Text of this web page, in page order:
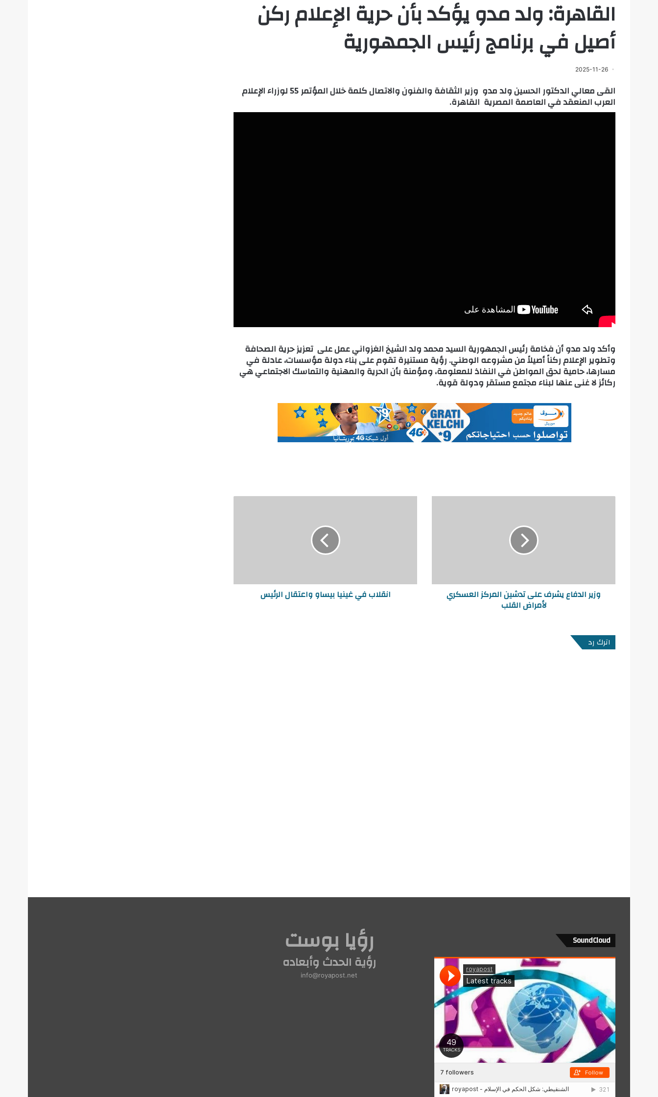
القاهرة: ولد مدو يؤكد بأن حرية الإعلام ركن
أصيل في برنامج رئيس الجمهورية
2025-11-26
القى معالي الدكتور الحسين ولد مدو وزير الثقافة والفنون والاتصال كلمة خلال المؤتمر 55 لوزراء الإعلام
العرب المنعقد في العاصمة المصرية القاهرة.
وأكد ولد مدو أن فخامة رئيس الجمهورية السيد محمد ولد الشيخ الغزواني عمل على تعزيز حرية الصحافة
وتطوير الإعلام ركناً أصيلاً من مشروعه الوطني. رؤية مستنيرة تقوم على بناء دولة مؤسسات، عادلة في
مسارها، حامية لحق المواطن في النفاذ للمعلومة، ومؤمنة بأن الحرية والمهنية والتماسك الاجتماعي هي
ركائز لا غنى عنها لبناء مجتمع مستقر ودولة قوية.
وزير الدفاع يشرف على تدشين المركز العسكري
لأمراض القلب
انقلاب في غينيا بيساو واعتقال الرئيس
اترك رد
SoundCloud رؤيا بوست
رؤية الحدث وأبعاده
info@royapost.net